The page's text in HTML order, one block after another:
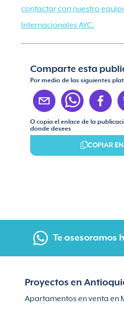
contactar con nuestro
Internacionales AYC.
Comparte esta
Por medio de las siguientes
O copia el enlace de la
donde desees
COPIAR
Te asesoramos
Proyectos en
Apartamentos en venta en